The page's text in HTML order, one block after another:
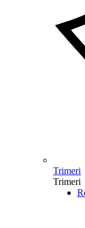
Trimeri
Trimeri